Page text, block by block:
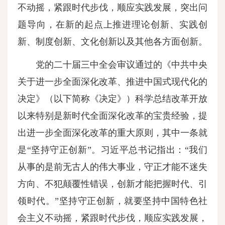
不动摇，紧跟时代步伐，顺应实践发展，突出问
题导向，在新的起点上推进理论创新、实践创
新、制度创新、文化创新以及其他各方面创新。
党的二十届三中全会审议通过的《中共中央
关于进一步全面深化改革、推进中国式现代化的
决定》（以下简称《决定》）科学总结改革开放
以来特别是新时代全面深化改革的宝贵经验，提
出进一步全面深化改革的重大原则，其中一条就
是“坚持守正创新”。习近平总书记指出：“我们
从事的是前无古人的伟大事业，守正才能不迷失
方向、不犯颠覆性错误，创新才能把握时代、引
领时代。”坚持守正创新，就要坚持中国特色社
会主义不动摇，紧跟时代步伐，顺应实践发展，